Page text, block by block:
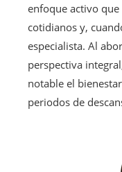
enfoque activo
cotidianos y,
especialista. Al
perspectiva
notable el
periodos de